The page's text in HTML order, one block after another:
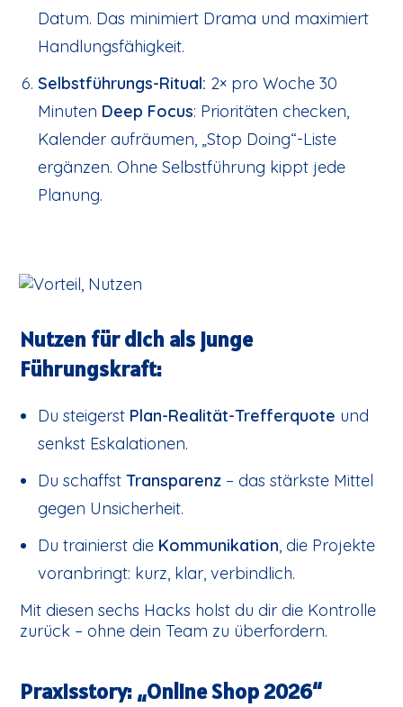
Datum. Das minimiert Drama und maximiert
Handlungsfähigkeit.
Selbstführungs-Ritual: 2× pro Woche 30
Minuten Deep Focus: Prioritäten checken,
Kalender aufräumen, „Stop Doing“-Liste
ergänzen. Ohne Selbstführung kippt jede
Planung.
Nutzen für dich als junge
Führungskraft:
Du steigerst Plan-Realität-Trefferquote und
senkst Eskalationen.
Du schaffst Transparenz – das stärkste Mittel
gegen Unsicherheit.
Du trainierst die Kommunikation, die Projekte
voranbringt: kurz, klar, verbindlich.
Mit diesen sechs Hacks holst du dir die Kontrolle
zurück – ohne dein Team zu überfordern.
Praxisstory: „Online Shop 2026“